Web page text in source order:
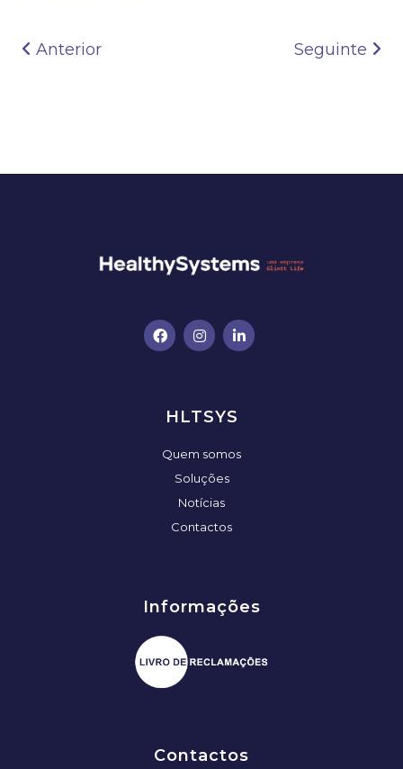
Navegação de artigos
Anterior Seguinte
HLTSYS
Quem somos
Soluções
Notícias
Contactos
Informações
Contactos